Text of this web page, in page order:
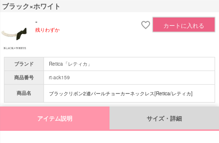
ブラック×ホワイト
-
残りわずか
カートに入れる
ブランド
Retica「レティカ」
商品番号
rt-ack159
商品名 ブラックリボン2連パールチョーカーネックレス[Retica/レティカ]
アイテム説明 サイズ・詳細